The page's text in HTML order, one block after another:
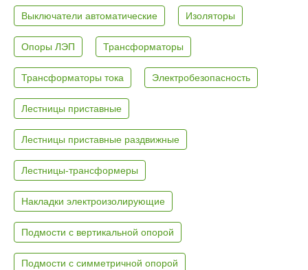
Выключатели автоматические Изоляторы
Опоры ЛЭП Трансформаторы
Трансформаторы тока Электробезопасность
Лестницы приставные
Лестницы приставные раздвижные
Лестницы-трансформеры
Накладки электроизолирующие
Подмости с вертикальной опорой
Подмости с симметричной опорой